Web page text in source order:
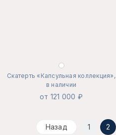
Скатерть «Капсульная коллекция»,
в наличии
от 121 000 ₽
Назад 1 2